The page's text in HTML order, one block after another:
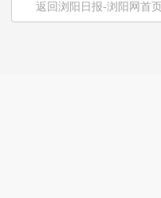
返回浏阳日报-浏阳网首页